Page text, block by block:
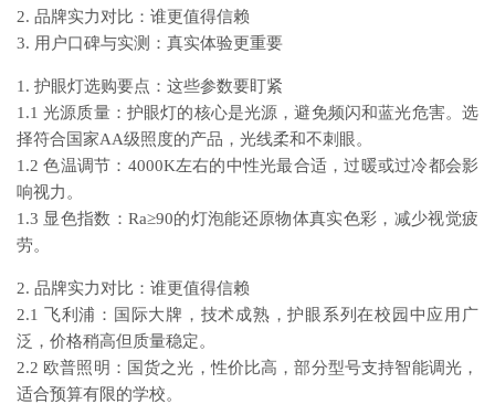
2. 品牌实力对比：谁更值得信赖
3. 用户口碑与实测：真实体验更重要
1. 护眼灯选购要点：这些参数要盯紧
1.1 光源质量：护眼灯的核心是光源，避免频闪和蓝光危害。选
择符合国家AA级照度的产品，光线柔和不刺眼。
1.2 色温调节：4000K左右的中性光最合适，过暖或过冷都会影
响视力。
1.3 显色指数：Ra≥90的灯泡能还原物体真实色彩，减少视觉疲
劳。
2. 品牌实力对比：谁更值得信赖
2.1 飞利浦：国际大牌，技术成熟，护眼系列在校园中应用广
泛，价格稍高但质量稳定。
2.2 欧普照明：国货之光，性价比高，部分型号支持智能调光，
适合预算有限的学校。